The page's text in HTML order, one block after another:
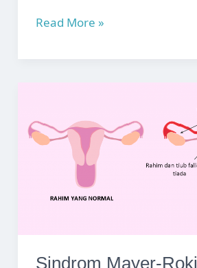
Kanser
Punca,
Rawatan
Read More »
Sindrom Mayer-